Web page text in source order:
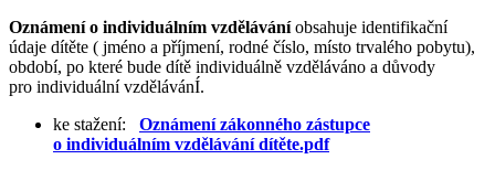
Oznámení o individuálním vzděláváníobsahuje identifikační
údaje dítěte ( jméno a příjmení, rodné číslo, místo trvalého pobytu),
období, po které bude dítě individuálně vzděláváno a důvody
pro individuální vzdělávánÍ.
ke stažení: Oznámení zákonného zástupce
o individuálním vzdělávání dítěte.pdf